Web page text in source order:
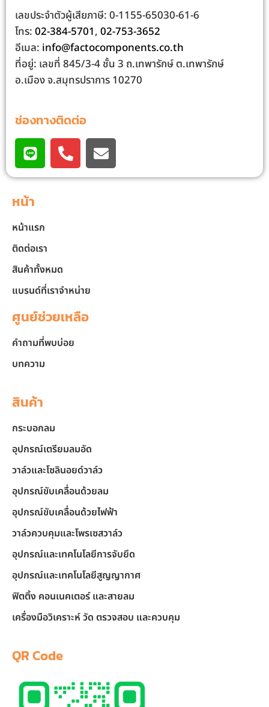
เลขประจําตัวผู้เสียภาษี: 0-1155-65030-61-6
โทร:02-384-5701,02-753-3652
อีเมล: info@factocomponents.co.th
ที่อยู่: เลขที่ 845/3-4 ชั้น 3 ถ.เทพารักษ์ ต.เทพารักษ์
อ.เมือง จ.สมุทรปราการ 10270
ช่องทางติดต่อ
หน้า
หน้าแรก
ติดต่อเรา
สินค้าทั้งหมด
แบรนด์ที่เราจำหน่าย
ศูนย์ช่วยเหลือ
คำถามที่พบบ่อย
บทความ
สินค้า
กระบอกลม
อุปกรณ์เตรียมลมอัด
วาล์วและโซลินอยด์วาล์ว
อุปกรณ์ขับเคลื่อนด้วยลม
อุปกรณ์ขับเคลื่อนด้วยไฟฟ้า
วาล์วควบคุมและโพรเซสวาล์ว
อุปกรณ์และเทคโนโลยีการจับยึด
อุปกรณ์และเทคโนโลยีสูญญากาศ
ฟิตติ้ง คอนเนคเตอร์ และสายลม
เครื่องมือวิเคราะห์ วัด ตรวจสอบ และควบคุม
QR Code